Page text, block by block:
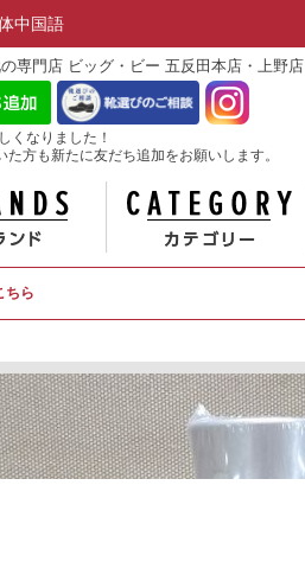
中国語
専門店 ビッグ・ビー 五反田本店・上野店
くなりました！
た方も新たに友だち追加をお願いします。
ブランド
ちら